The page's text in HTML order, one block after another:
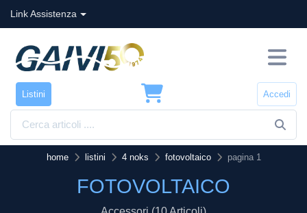
Link Assistenza
Listini Accedi
home listini 4 noks fotovoltaico pagina 1
FOTOVOLTAICO